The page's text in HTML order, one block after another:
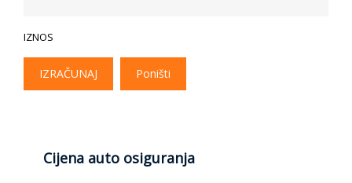
IZNOS
IZRAČUNAJ Poništi
Cijena auto osiguranja